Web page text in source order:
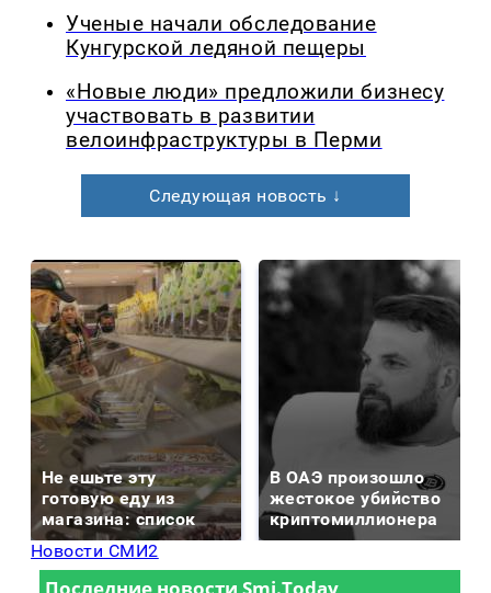
Ученые начали обследование
Кунгурской ледяной пещеры
«Новые люди» предложили бизнесу
участвовать в развитии
велоинфраструктуры в Перми
Следующая новость ↓
Не ешьте эту
готовую еду из
магазина: список
В ОАЭ произошло
жестокое убийство
криптомиллионера
Новости СМИ2